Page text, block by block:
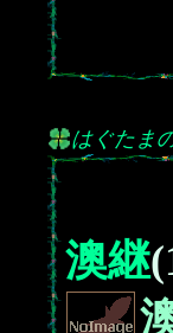
はぐたま
澳継